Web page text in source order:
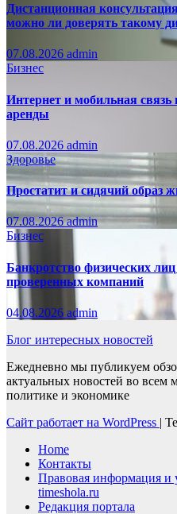
Дистанционная
можно ли доверять такому
07.08.2026 admin
Бизнес
Интернет и мобильная связь
аренды
07.08.2026 admin
Здоровье
Простатит и сидячий образ
07.08.2026admin
Бизнес
Банкротство физических
проверенных компаний
04.08.2026 admin
Блог интересных новостей
Ежедневно мы публикуем
актуальных новостей во всем
политике и экономике
Сайт работает на WordPress |
Home
Контакты
Правовая информация и
timeshola.ru
Редакция портала